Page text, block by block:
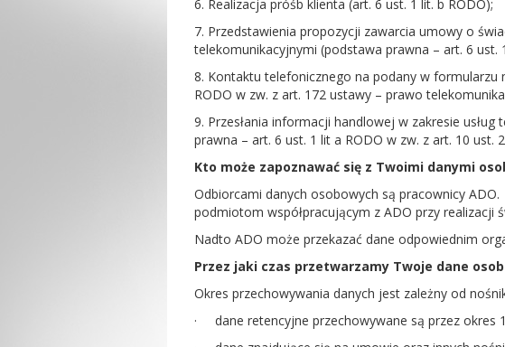
6. Realizacja próśb klienta (art. 6 ust. 1 lit. b RODO);
7. Przedstawienia propozycji zawarcia umowy o
telekomunikacyjnymi (podstawa prawna – art. 6 ust.
8. Kontaktu telefonicznego na podany w
RODO w zw. z art. 172 ustawy – prawo
9. Przesłania informacji handlowej w zakresie
prawna – art. 6 ust. 1 lit a RODO w zw. z art. 10 ust.
Kto może zapoznawać się z Twoimi danymi
Odbiorcami danych osobowych są pracownicy ADO.
podmiotom współpracującym z ADO przy realizacji
Nadto ADO może przekazać dane odpowiednim
Przez jaki czas przetwarzamy Twoje dane
Okres przechowywania danych jest zależny od
·
dane retencyjne przechowywane są przez okres